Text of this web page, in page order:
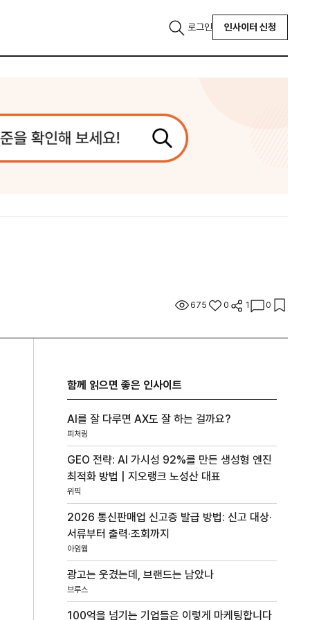
로그인 인사이터 신청
675 0 1 0
함께 읽으면 좋은 인사이트
AI를 잘 다루면 AX도 잘 하는 걸까요?
피처링
GEO 전략: AI 가시성 92%를 만든 생성형 엔진
최적화 방법 | 지오랭크 노성산 대표
위픽
2026 통신판매업 신고증 발급 방법: 신고 대상·
서류부터 출력·조회까지
아임웹
광고는 웃겼는데, 브랜드는 남았나
브루스
100억을 넘기는 기업들은 이렇게 마케팅합니다